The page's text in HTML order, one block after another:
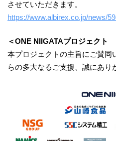
させていただきます。
https://www.albirex.co.jp/news/
＜ONE NIIGATAプロジェクト
本プロジェクトの主旨にご賛同
らの多大なるご支援、誠にあり